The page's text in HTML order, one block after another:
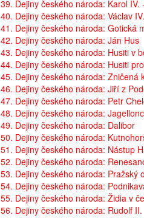
39. Dejiny českého národa: Karol IV.
40. Dejiny českého národa: Václav IV.
41. Dejiny českého národa: Gotická
42. Dejiny českého národa: Ján Hus
43. Dejiny českého národa: Husiti v
44. Dejiny českého národa: Husiti
45. Dejiny českého národa: Zničená
46. Dejiny českého národa: Jiří z
47. Dejiny českého národa: Petr
48. Dejiny českého národa:
49. Dejiny českého národa: Dalibor
50. Dejiny českého národa:
51. Dejiny českého národa: Nástup
52. Dejiny českého národa:
53. Dejiny českého národa: Pražský
54. Dejiny českého národa:
55. Dejiny českého národa: Židia v
56. Dejiny českého národa: Rudolf II.